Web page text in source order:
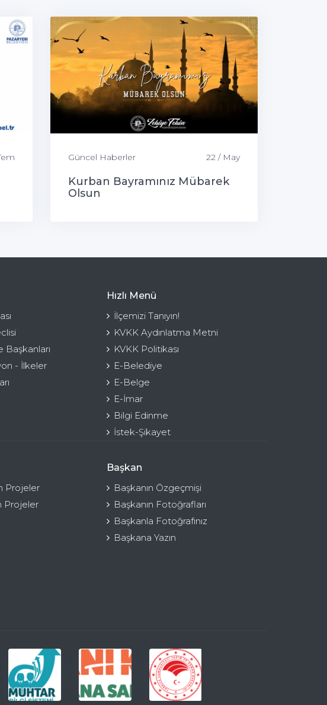
Güncel Haberler 22 / May
Kurban Bayramınız Mübarek
Olsun
Başkanları
- İlkeler
Hızlı Menü
İlçemizi Tanıyın!
KVKK Aydınlatma Metni
KVKK Politikası
E-Belediye
E-Belge
E-İmar
Bilgi Edinme
İstek-Şikayet
Projeler
Projeler
Başkan
Başkanın Özgeçmişi
Başkanın Fotoğrafları
Başkanla Fotoğrafınız
Başkana Yazın